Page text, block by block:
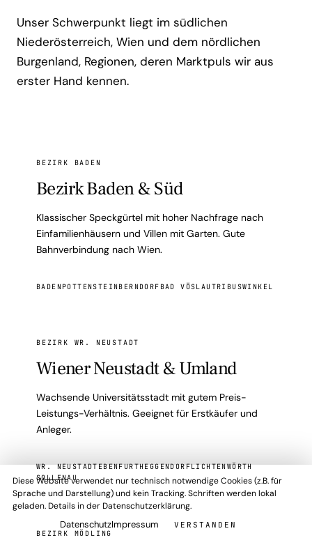
Unser Schwerpunkt liegt im südlichen
Niederösterreich, Wien und dem nördlichen
Burgenland, Regionen, deren Marktpuls wir aus
erster Hand kennen.
BEZIRK BADEN
Bezirk Baden & Süd
Klassischer Speckgürtel mit hoher Nachfrage nach
Einfamilienhäusern und Villen mit Garten. Gute
Bahnverbindung nach Wien.
BADENPOTTENSTEINBERNDORF BAD VÖSLAUTRIBUSWINKEL
BEZIRK WR. NEUSTADT
Wiener Neustadt & Umland
Wachsende Universitätsstadt mit gutem Preis-
Leistungs-Verhältnis. Geeignet für Erstkäufer und
Anleger.
WR. NEUSTADTEBENFURTHEGGENDORFLICHTENWÖRTH
SOLLENAU
BEZIRK MÖDLING
Diese Website verwendet nur technisch notwendige Cookies (z.B. für
Sprache und Darstellung) und kein Tracking. Schriften werden lokal
geladen. Details in der Datenschutzerklärung.
DatenschutzImpressum VERSTANDEN